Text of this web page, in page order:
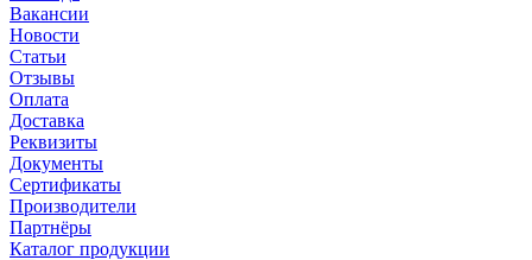
Вакансии
Новости
Статьи
Отзывы
Оплата
Доставка
Реквизиты
Документы
Сертификаты
Производители
Партнёры
Каталог продукции